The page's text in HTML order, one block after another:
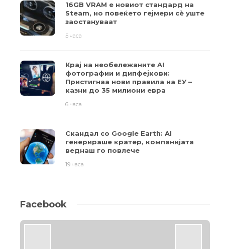
16GB VRAM е новиот стандард на
Steam, но повеќето гејмери ​​сè уште
заостануваат
5 часа
Крај на необележаните AI
фотографии и дипфејкови:
Пристигнаа нови правила на ЕУ –
казни до 35 милиони евра
6 часа
Скандал со Google Earth: AI
генерираше кратер, компанијата
веднаш го повлече
19 часа
Facebook